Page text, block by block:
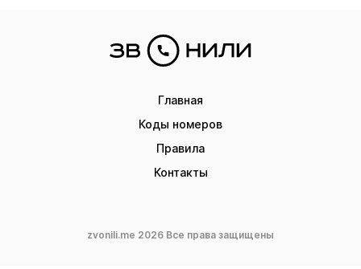
Главная
Коды номеров
Правила
Контакты
zvonili.me 2026 Все права защищены